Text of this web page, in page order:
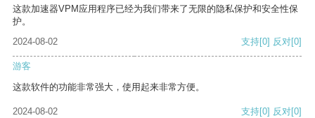
这款加速器VPM应用程序已经为我们带来了无限的隐私保护和安全性保
护。
2024-08-02
支持[0] 反对[0]
游客
这款软件的功能非常强大，使用起来非常方便。
2024-08-02 支持[0] 反对[0]